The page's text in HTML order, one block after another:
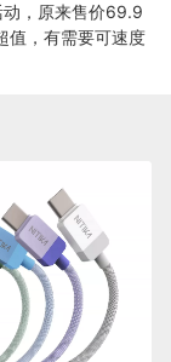
，原来售价69.9
值，有需要可速度